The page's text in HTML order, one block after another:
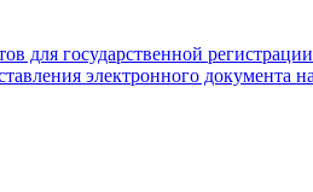
для государственной регистрации
электронного документа